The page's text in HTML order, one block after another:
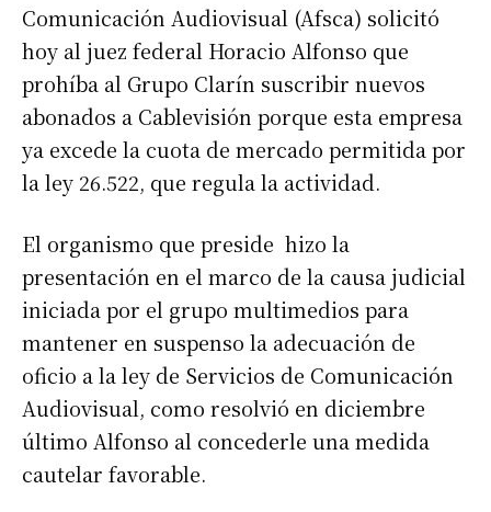
Comunicación Audiovisual (Afsca) solicitó
hoy al juez federal Horacio Alfonso que
prohíba al Grupo Clarín suscribir nuevos
abonados a Cablevisión porque esta empresa
ya excede la cuota de mercado permitida por
la ley 26.522, que regula la actividad.
El organismo que preside hizo la
presentación en el marco de la causa judicial
iniciada por el grupo multimedios para
mantener en suspenso la adecuación de
oficio a la ley de Servicios de Comunicación
Audiovisual, como resolvió en diciembre
último Alfonso al concederle una medida
cautelar favorable.